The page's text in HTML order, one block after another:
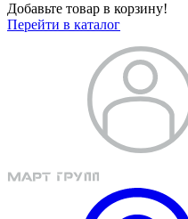
Добавьте товар в корзину!
Перейти в каталог